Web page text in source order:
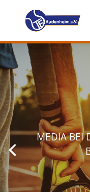
MEDIA BEI